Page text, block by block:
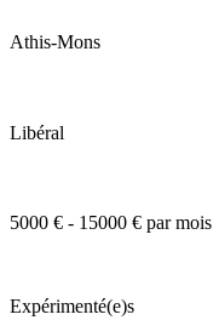
Athis-Mons
Libéral
5000 € - 15000 € par mois
Expérimenté(e)s